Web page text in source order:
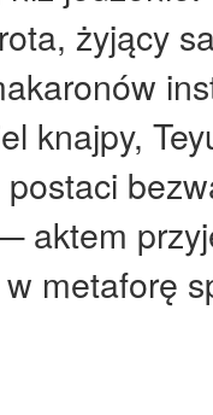
żyjący
knajpy,
aktem
metaforę